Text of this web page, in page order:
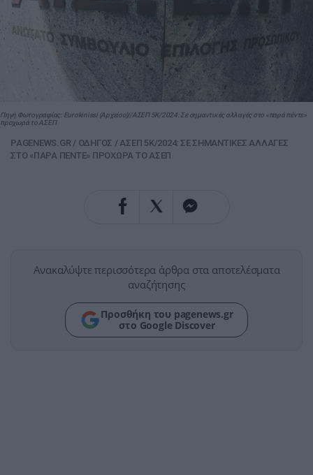
Πηγή Φωτογραφίας: Eurokinissi (Αρχείου)//ΑΣΕΠ 5Κ/2024: Σε σημαντικές αλλαγές στο «παρά πέντε»
προχωρά το ΑΣΕΠ
PAGENEWS.GR / ΟΔΗΓΟΣ / ΑΣΕΠ 5Κ/2024: ΣΕ ΣΗΜΑΝΤΙΚΕΣ ΑΛΛΑΓΕΣ
ΣΤΟ «ΠΑΡΑ ΠΕΝΤΕ» ΠΡΟΧΩΡΑ ΤΟ ΑΣΕΠ
Ανακαλύψτε περισσότερα άρθρα στα αποτελέσματα
αναζήτησης
Προσθήκη του pagenews.gr
στο Google Discover